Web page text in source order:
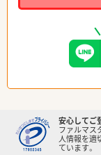
安心してご
ファルマス
人情報を適
ています。